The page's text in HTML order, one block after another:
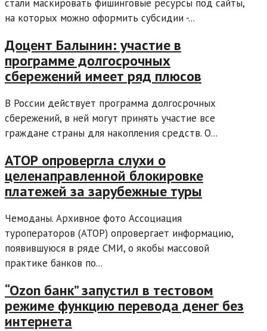
стали маскировать фишинговые ресурсы под сайты,
на которых можно оформить субсидии -...
Доцент Балынин: участие в
программе долгосрочных
сбережений имеет ряд плюсов
В России действует программа долгосрочных
сбережений, в ней могут принять участие все
граждане страны для накопления средств. О...
АТОР опровергла слухи о
целенаправленной блокировке
платежей за зарубежные туры
Чемоданы. Архивное фото Ассоциация
туроператоров (АТОР) опровергает информацию,
появившуюся в ряде СМИ, о якобы массовой
практике банков по...
“Ozon банк” запустил в тестовом
режиме функцию перевода денег без
интернета